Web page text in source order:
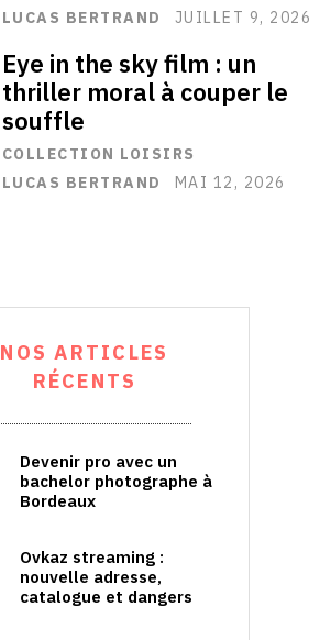
LUCAS BERTRAND
JUILLET 9, 2026
Eye in the sky film : un
thriller moral à couper le
souffle
COLLECTION LOISIRS
LUCAS BERTRAND
MAI 12, 2026
NOS ARTICLES
RÉCENTS
Devenir pro avec un
bachelor photographe à
Bordeaux
Ovkaz streaming :
nouvelle adresse,
catalogue et dangers